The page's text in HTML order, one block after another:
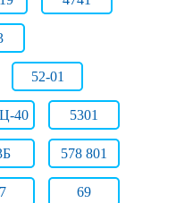
52-01
40 5301
578 801
69